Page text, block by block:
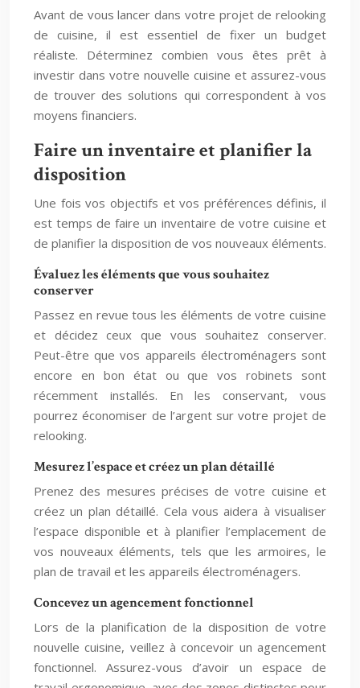
Avant de vous lancer dans votre projet de relooking
de cuisine, il est essentiel de fixer un budget
réaliste. Déterminez combien vous êtes prêt à
investir dans votre nouvelle cuisine et assurez-vous
de trouver des solutions qui correspondent à vos
moyens financiers.
Faire un inventaire et planifier la
disposition
Une fois vos objectifs et vos préférences définis, il
est temps de faire un inventaire de votre cuisine et
de planifier la disposition de vos nouveaux éléments.
Évaluez les éléments que vous souhaitez
conserver
Passez en revue tous les éléments de votre cuisine
et décidez ceux que vous souhaitez conserver.
Peut-être que vos appareils électroménagers sont
encore en bon état ou que vos robinets sont
récemment installés. En les conservant, vous
pourrez économiser de l’argent sur votre projet de
relooking.
Mesurez l’espace et créez un plan détaillé
Prenez des mesures précises de votre cuisine et
créez un plan détaillé. Cela vous aidera à visualiser
l’espace disponible et à planifier l’emplacement de
vos nouveaux éléments, tels que les armoires, le
plan de travail et les appareils électroménagers.
Concevez un agencement fonctionnel
Lors de la planification de la disposition de votre
nouvelle cuisine, veillez à concevoir un agencement
fonctionnel. Assurez-vous d’avoir un espace de